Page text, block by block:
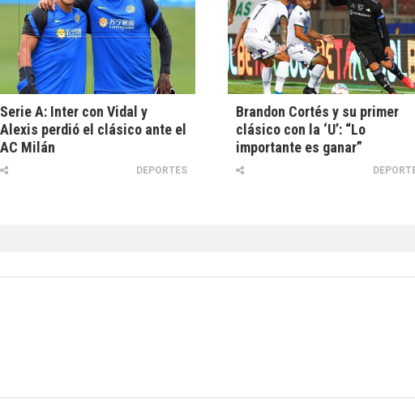
Serie A: Inter con Vidal y
Alexis perdió el clásico ante el
AC Milán
DEPORTES
Brandon Cortés y su primer
clásico con la ‘U’: “Lo
importante es ganar”